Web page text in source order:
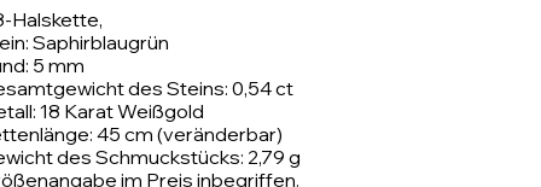
Halskette,
Saphirblaugrün
5 mm
des Steins: 0,54 ct
18 Karat Weißgold
45 cm (veränderbar)
des Schmuckstücks: 2,79 g
im Preis inbegriffen.